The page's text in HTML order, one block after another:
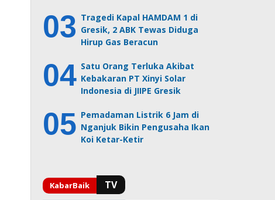
Tragedi Kapal HAMDAM 1 di
Gresik, 2 ABK Tewas Diduga
Hirup Gas Beracun
Satu Orang Terluka Akibat
Kebakaran PT Xinyi Solar
Indonesia di JIIPE Gresik
Pemadaman Listrik 6 Jam di
Nganjuk Bikin Pengusaha Ikan
Koi Ketar-Ketir